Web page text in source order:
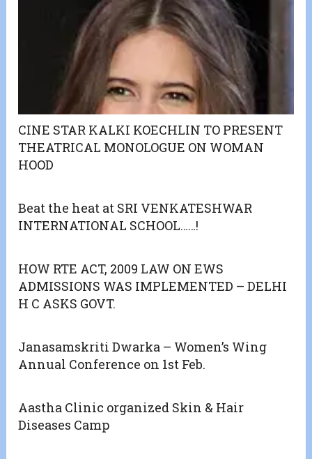
CINE STAR KALKI KOECHLIN TO PRESENT
THEATRICAL MONOLOGUE ON WOMAN
HOOD
Beat the heat at SRI VENKATESHWAR
INTERNATIONAL SCHOOL……!
HOW RTE ACT, 2009 LAW ON EWS
ADMISSIONS WAS IMPLEMENTED – DELHI
H C ASKS GOVT.
Janasamskriti Dwarka – Women’s Wing
Annual Conference on 1st Feb.
Aastha Clinic organized Skin & Hair
Diseases Camp